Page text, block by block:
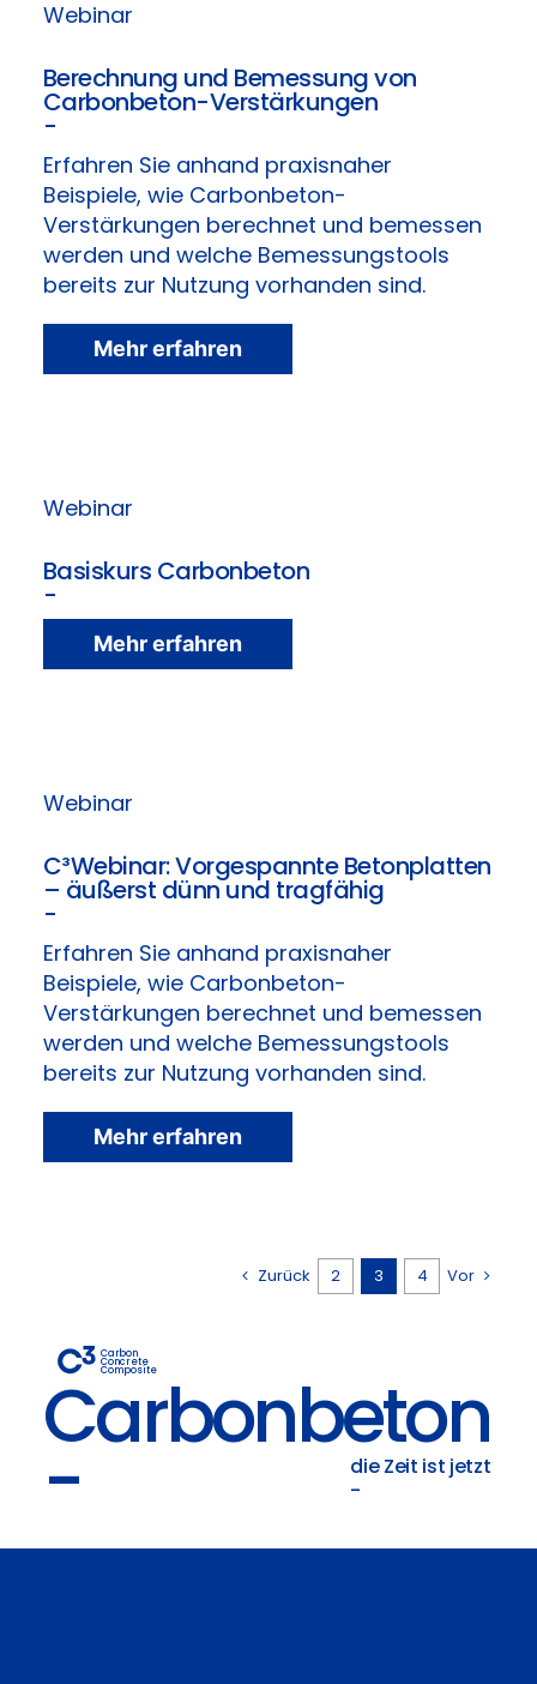
Webinar
Berechnung und Bemessung von
Carbonbeton-Verstärkungen
-
Erfahren Sie anhand praxisnaher
Beispiele, wie Carbonbeton-
Verstärkungen berechnet und bemessen
werden und welche Bemessungstools
bereits zur Nutzung vorhanden sind.
Mehr erfahren
Webinar
Basiskurs Carbonbeton
-
Mehr erfahren
Webinar
C³Webinar: Vorgespannte Betonplatten
– äußerst dünn und tragfähig
-
Erfahren Sie anhand praxisnaher
Beispiele, wie Carbonbeton-
Verstärkungen berechnet und bemessen
werden und welche Bemessungstools
bereits zur Nutzung vorhanden sind.
Mehr erfahren
Zurück 2 3 4 Vor
Carbonbeton
-
die Zeit ist jetzt
-
Carbon
Concrete
Composite